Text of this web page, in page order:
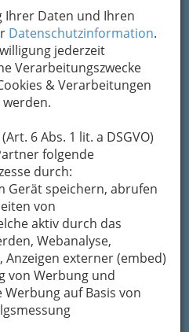
Ihrer Daten und Ihren
Datenschutzinformation.
jederzeit
Verarbeitungszwecke
& Verarbeitungen
6 Abs. 1 lit. a DSGVO)
folgende
durch:
Gerät speichern, abrufen
von
aktiv durch das
Webanalyse,
externer (embed)
von Werbung und
auf Basis von
Graz
Eintrag ändern
3
126, 8042 Graz